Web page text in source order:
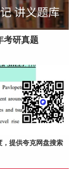
考研真题
提供夸克网盘搜索